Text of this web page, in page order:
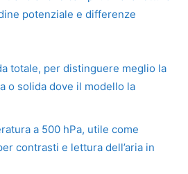
potenziale e differenze
totale, per distinguere meglio la
o solida dove il modello la
a 500 hPa, utile come
contrasti e lettura dell’aria in